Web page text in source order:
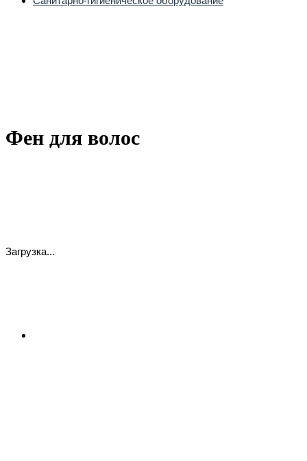
Фен для волос
Загрузка...